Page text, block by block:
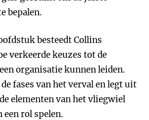
bepalen.
besteedt Collins
verkeerde keuzes tot de
organisatie kunnen leiden.
fases van het verval en legt uit
elementen van het vliegwiel
rol spelen.